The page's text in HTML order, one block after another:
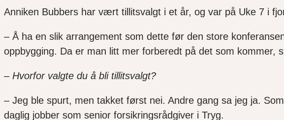
Anniken Bubbers har vært tillitsvalgt i et år, og var på Uke 7 i
– Å ha en slik arrangement som dette før den store
oppbygging. Da er man litt mer forberedt på det som kommer,
– Hvorfor valgte du å bli tillitsvalgt?
– Jeg ble spurt, men takket først nei. Andre gang sa jeg ja.
daglig jobber som senior forsikringsrådgiver i Tryg.